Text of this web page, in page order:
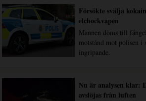
Försökte svälja
elchockvapen
Mannen döms till
motstånd mot polisen i
ingripande.
Nu är analysen klar:
avslöjas från luften